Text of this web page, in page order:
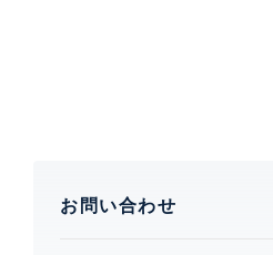
お問い合わせ